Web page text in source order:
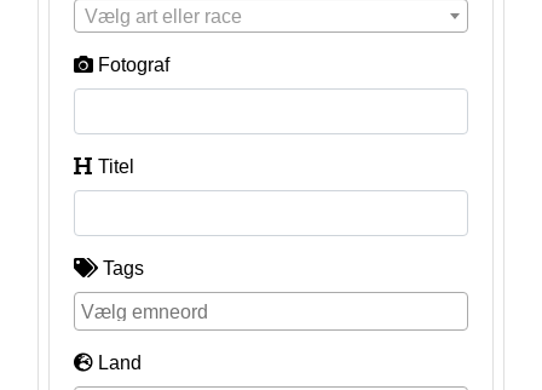
Vælg art eller race
Fotograf
Titel
Tags
Land